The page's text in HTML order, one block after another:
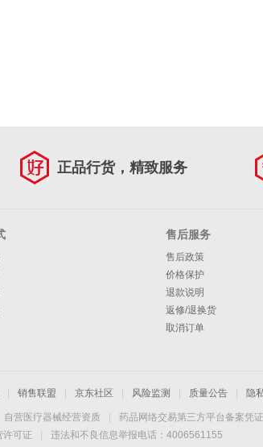
正品行货，精致服务
售后服务
售后政策
价格保护
退款说明
返修/退换货
取消订单
销售联盟 京东社区 风险监测 质量公告 隐
自营医疗器械经营资质 药品网络交易第三方平台备案凭证
许可证 违法和不良信息举报电话：4006561155